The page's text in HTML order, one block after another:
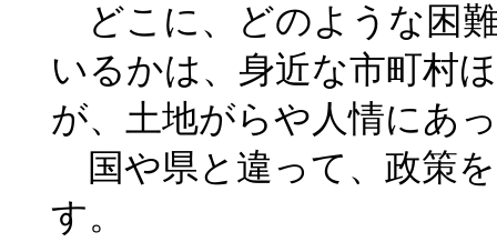
どこに、どのような困
いるかは、身近な市町村
が、土地がらや人情にあ
国や県と違って、政策
す。